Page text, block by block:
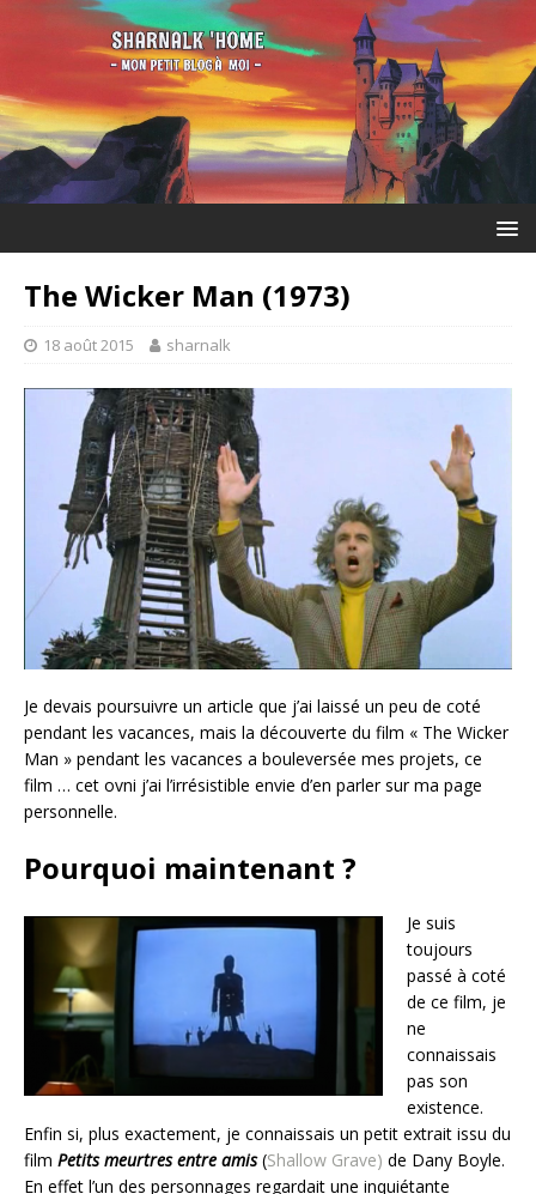
The Wicker Man (1973)
18 août 2015 sharnalk
Je devais poursuivre un article que j’ai laissé un peu de coté
pendant les vacances, mais la découverte du film « The Wicker
Man » pendant les vacances a bouleversée mes projets, ce
film … cet ovni j’ai l’irrésistible envie d’en parler sur ma page
personnelle.
Pourquoi maintenant ?
Je suis
toujours
passé à coté
de ce film, je
ne
connaissais
pas son
existence.
Enfin si, plus exactement, je connaissais un petit extrait issu du
film Petits meurtres entre amis(Shallow Grave) de Dany Boyle.
En effet l’un des personnages regardait une inquiétante